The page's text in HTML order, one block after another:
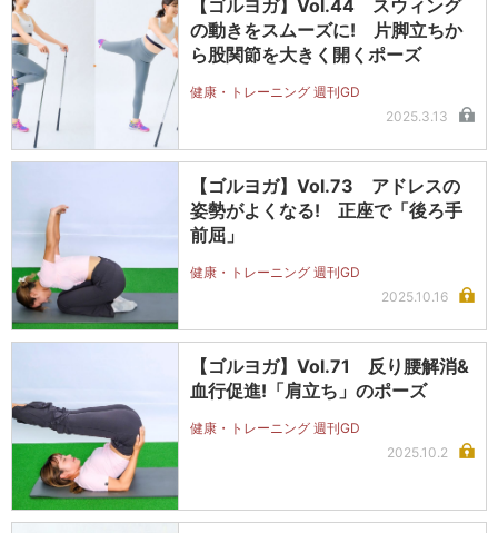
【ゴルヨガ】Vol.44 スウィング
の動きをスムーズに! 片脚立ちか
ら股関節を大きく開くポーズ
健康・トレーニング 週刊GD
2025.3.13
【ゴルヨガ】Vol.73 アドレスの
姿勢がよくなる! 正座で「後ろ手
前屈」
健康・トレーニング 週刊GD
2025.10.16
【ゴルヨガ】Vol.71 反り腰解消&
血行促進!「肩立ち」のポーズ
健康・トレーニング 週刊GD
2025.10.2